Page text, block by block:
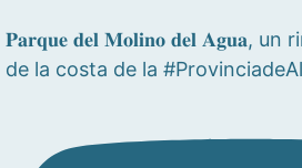
𝐏𝐚𝐫𝐪𝐮𝐞 𝐝𝐞𝐥 𝐌𝐨𝐥𝐢𝐧𝐨 𝐝𝐞𝐥 𝐀𝐠𝐮𝐚,
de la costa de la